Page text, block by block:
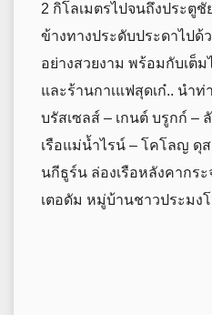
2 กิโลเมตรไปจนถึงประตูชั
ข้างทางประดับประดาไปด้
อย่างสวยงาม พร้อมกับเต็
และร้านกาเแฟสุดเก๋.. นำท่
บรัสเซลส์ – เกนต์ บรูกก์ –
เรือแม่น้ำไรน์ – โคโลญ ดุ
นกีธูร์น ล่องเรือหลังคากร
เตอดัม หมู่บ้านชาวประมง